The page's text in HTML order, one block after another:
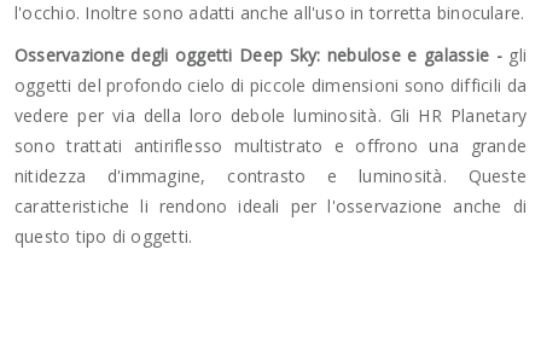
l'occhio. Inoltre sono adatti anche all'uso in torretta binoculare.
Osservazione degli oggetti Deep Sky: nebulose e galassie - gli
oggetti del profondo cielo di piccole dimensioni sono difficili da
vedere per via della loro debole luminosità. Gli HR Planetary
sono trattati antiriflesso multistrato e offrono una grande
nitidezza d'immagine, contrasto e luminosità. Queste
caratteristiche li rendono ideali per l'osservazione anche di
questo tipo di oggetti.